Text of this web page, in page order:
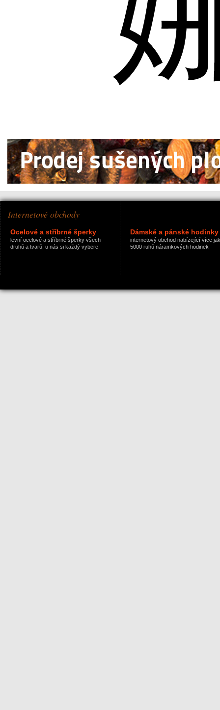
Internetové obchody
Ocelové a stříbrné šperky
levní ocelové a stříbrné šperky všech
druhů a tvarů, u nás si každý vybere
Dámské a pánské hodinky
internetový obchod nabízející více jak
5000 ruhů náramkových hodinek